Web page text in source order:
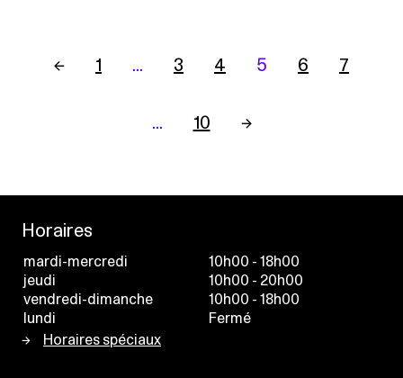
← 1 … 3 4 5 6 7
… 10 →
Horaires
mardi-mercredi
10h00 - 18h00
jeudi
10h00 - 20h00
vendredi-dimanche
10h00 - 18h00
lundi
Fermé
Horaires spéciaux